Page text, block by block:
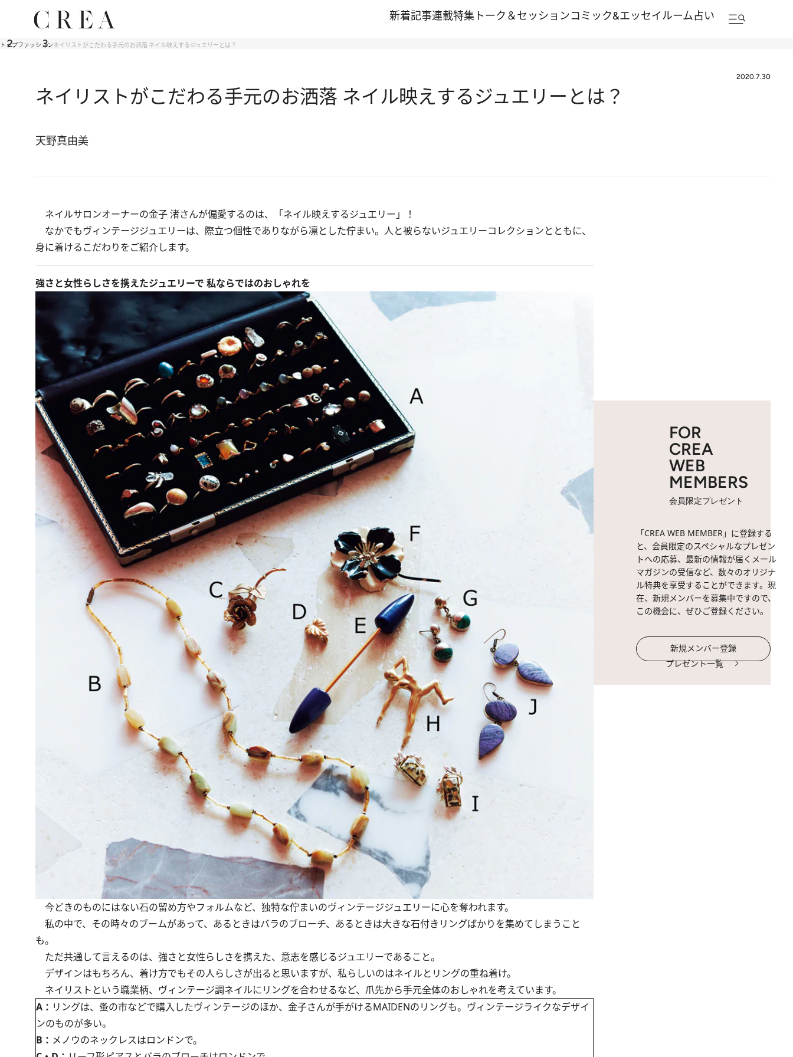
新着記事連載特集 トーク＆セッションコミック&エッセイルーム占い
トップファッションネイリストがこだわる手元のお洒落 ネイル映えするジュエリーとは？
2020.7.30
ネイリストがこだわる手元のお洒落 ネイル映えするジュエリーとは？
天野真由美
ネイルサロンオーナーの金子 渚さんが偏愛するのは、「ネイル映えするジュエリー」！
なかでもヴィンテージジュエリーは、際立つ個性でありながら凛とした佇まい。人と被らないジュエリーコレクションとともに、
身に着けるこだわりをご紹介します。
強さと女性らしさを携えたジュエリーで 私ならではのおしゃれを
今どきのものにはない石の留め方やフォルムなど、独特な佇まいのヴィンテージジュエリーに心を奪われます。
私の中で、その時々のブームがあって、あるときはバラのブローチ、あるときは大きな石付きリングばかりを集めてしまうこと
も。
ただ共通して言えるのは、強さと女性らしさを携えた、意志を感じるジュエリーであること。
デザインはもちろん、着け方でもその人らしさが出ると思いますが、私らしいのはネイルとリングの重ね着け。
ネイリストという職業柄、ヴィンテージ調ネイルにリングを合わせるなど、爪先から手元全体のおしゃれを考えています。
A： リングは、蚤の市などで購入したヴィンテージのほか、金子さんが手がけるMAIDENのリングも。ヴィンテージライクなデザイ
ンのものが多い。
B： メノウのネックレスはロンドンで。
FOR
CREA
WEB
MEMBERS
会員限定プレゼント
「CREA WEB MEMBER」に登録する
と、会員限定のスペシャルなプレゼン
トへの応募、最新の情報が届くメール
マガジンの受信など、数々のオリジナ
ル特典を享受することができます。現
在、新規メンバーを募集中ですので、
この機会に、ぜひご登録ください。
新規メンバー登録
プレゼント一覧